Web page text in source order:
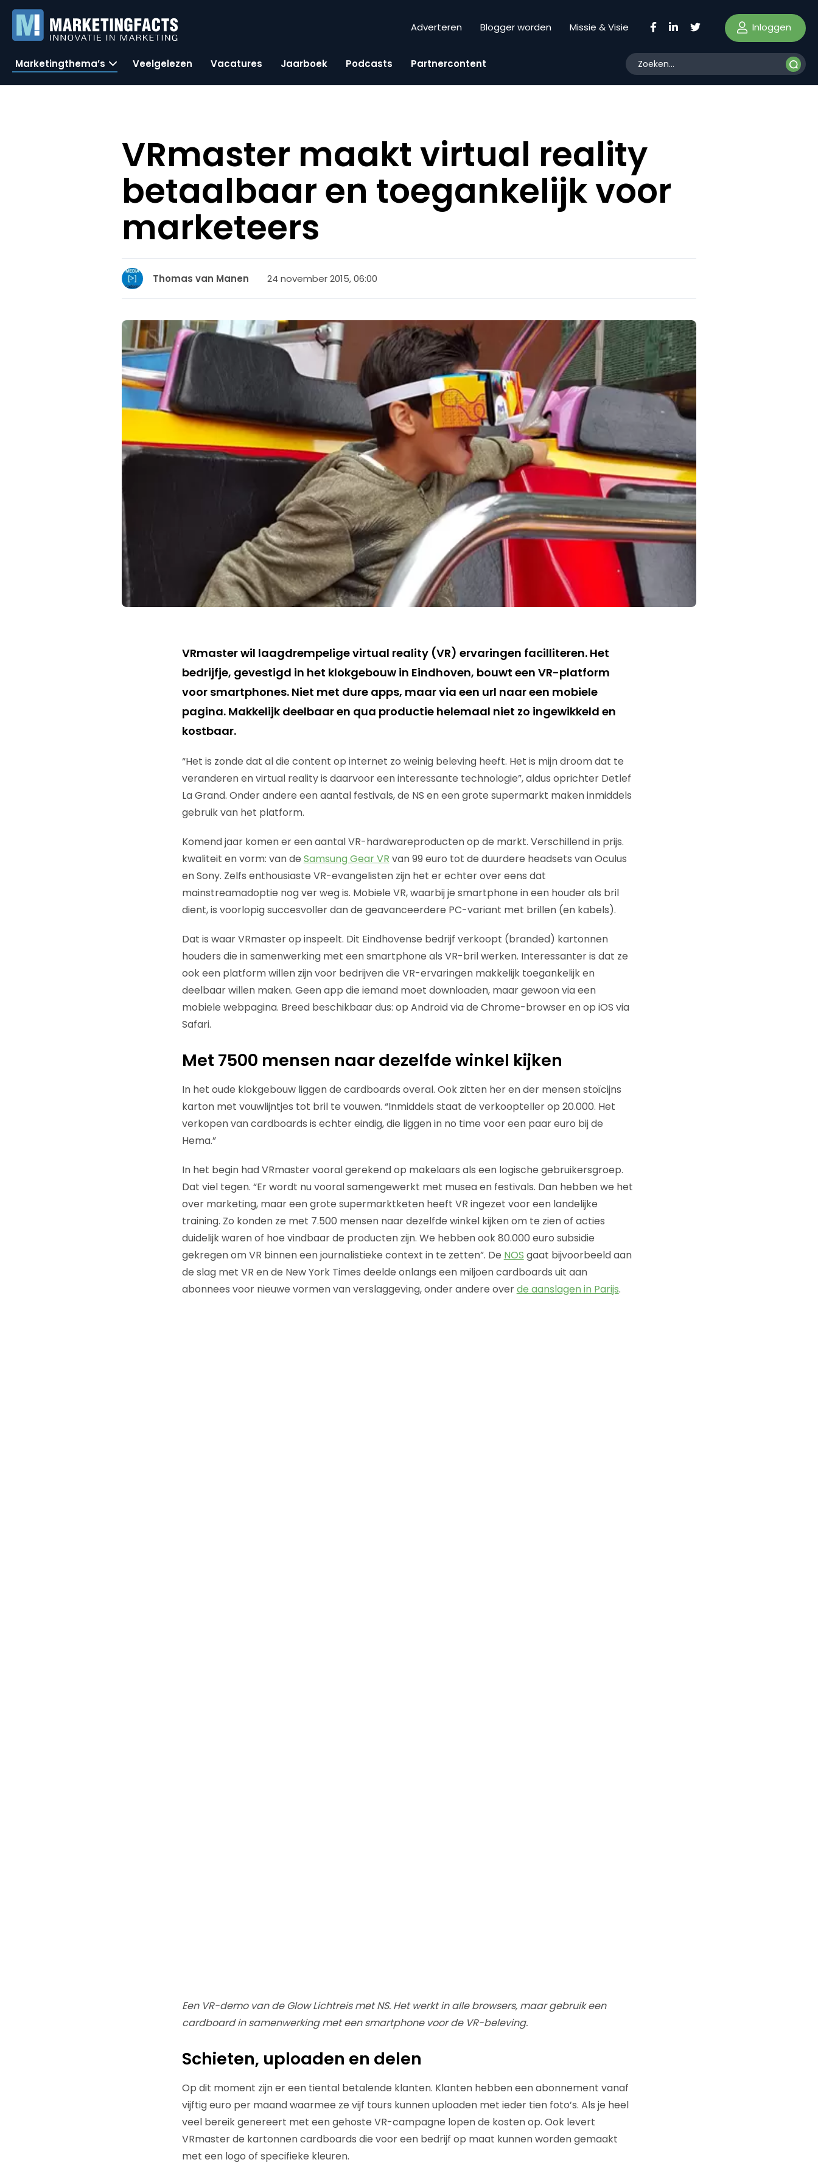
Adverteren Blogger worden Missie & Visie Inloggen
Marketingthema’s Veelgelezen Vacatures Jaarboek Podcasts Partnercontent
VRmaster maakt virtual reality
betaalbaar en toegankelijk voor
marketeers
Thomas van Manen 24 november 2015, 06:00
VRmaster wil laagdrempelige virtual reality (VR) ervaringen facilliteren. Het
bedrijfje, gevestigd in het klokgebouw in Eindhoven, bouwt een VR-platform
voor smartphones. Niet met dure apps, maar via een url naar een mobiele
pagina. Makkelijk deelbaar en qua productie helemaal niet zo ingewikkeld en
kostbaar.
“Het is zonde dat al die content op internet zo weinig beleving heeft. Het is mijn droom dat te
veranderen en virtual reality is daarvoor een interessante technologie”, aldus oprichter Detlef
La Grand. Onder andere een aantal festivals, de NS en een grote supermarkt maken inmiddels
gebruik van het platform.
Komend jaar komen er een aantal VR-hardwareproducten op de markt. Verschillend in prijs.
kwaliteit en vorm: van de Samsung Gear VR van 99 euro tot de duurdere headsets van Oculus
en Sony. Zelfs enthousiaste VR-evangelisten zijn het er echter over eens dat
mainstreamadoptie nog ver weg is. Mobiele VR, waarbij je smartphone in een houder als bril
dient, is voorlopig succesvoller dan de geavanceerdere PC-variant met brillen (en kabels).
Dat is waar VRmaster op inspeelt. Dit Eindhovense bedrijf verkoopt (branded) kartonnen
houders die in samenwerking met een smartphone als VR-bril werken. Interessanter is dat ze
ook een platform willen zijn voor bedrijven die VR-ervaringen makkelijk toegankelijk en
deelbaar willen maken. Geen app die iemand moet downloaden, maar gewoon via een
mobiele webpagina. Breed beschikbaar dus: op Android via de Chrome-browser en op iOS via
Safari.
Met 7500 mensen naar dezelfde winkel kijken
In het oude klokgebouw liggen de cardboards overal. Ook zitten her en der mensen stoïcijns
karton met vouwlijntjes tot bril te vouwen. “Inmiddels staat de verkoopteller op 20.000. Het
verkopen van cardboards is echter eindig, die liggen in no time voor een paar euro bij de
Hema.”
In het begin had VRmaster vooral gerekend op makelaars als een logische gebruikersgroep.
Dat viel tegen. “Er wordt nu vooral samengewerkt met musea en festivals. Dan hebben we het
over marketing, maar een grote supermarktketen heeft VR ingezet voor een landelijke
training. Zo konden ze met 7.500 mensen naar dezelfde winkel kijken om te zien of acties
duidelijk waren of hoe vindbaar de producten zijn. We hebben ook 80.000 euro subsidie
gekregen om VR binnen een journalistieke context in te zetten”. De NOS gaat bijvoorbeeld aan
de slag met VR en de New York Times deelde onlangs een miljoen cardboards uit aan
abonnees voor nieuwe vormen van verslaggeving, onder andere overde aanslagen in Parijs.
Een VR-demo van de Glow Lichtreis met NS. Het werkt in alle browsers, maar gebruik een
cardboard in samenwerking met een smartphone voor de VR-beleving.
Schieten, uploaden en delen
Op dit moment zijn er een tiental betalende klanten. Klanten hebben een abonnement vanaf
vijftig euro per maand waarmee ze vijf tours kunnen uploaden met ieder tien foto’s. Als je heel
veel bereik genereert met een gehoste VR-campagne lopen de kosten op. Ook levert
VRmaster de kartonnen cardboards die voor een bedrijf op maat kunnen worden gemaakt
met een logo of specifieke kleuren.